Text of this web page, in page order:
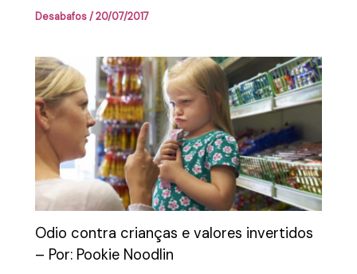
Desabafos/20/07/2017
Odio contra crianças e valores invertidos
– Por: Pookie Noodlin